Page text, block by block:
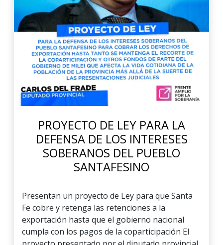
PROYECTO DE LEY PARA LA
DEFENSA DE LOS INTERESES
SOBERANOS DEL PUEBLO
SANTAFESINO
Presentan un proyecto de Ley para que Santa
Fe cobre y retenga las retenciones a la
exportación hasta que el gobierno nacional
cumpla con los pagos de la coparticipación El